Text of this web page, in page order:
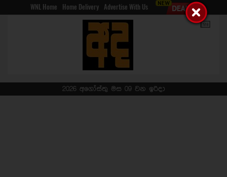
WNL Home Home Delivery Advertise With Us
2026 අගෝස්තු මස 09 වන ඉරිදා